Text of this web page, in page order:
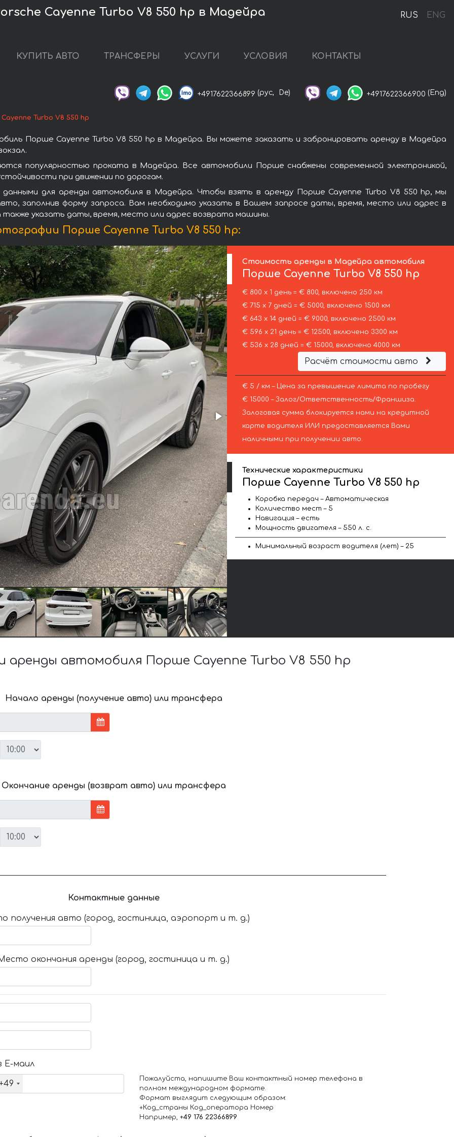
RUS ENG
Cayenne Turbo V8 550 hp в Мадейра
КУПИТЬ АВТО ТРАНСФЕРЫ УСЛУГИ УСЛОВИЯ КОНТАКТЫ
+4917622366899 (рус, De) +4917622366900 (Eng)
Turbo V8 550 hp
Порше Cayenne Turbo V8 550 hp в Мадейра. Вы можете заказать и забронировать аренду в Мадейра
популярностью проката в Мадейра. Все автомобили Порше снабжены современной электроникой,
при движении по дорогам.
для аренды автомобиля в Мадейра. Чтобы взять в аренду Порше Cayenne Turbo V8 550 hp, мы
заполнив форму запроса. Вам необходимо указать в Вашем запросе даты, время, место или адрес в
указать даты, время, место или адрес возврата машины.
Порше Cayenne Turbo V8 550 hp:
Стоимость аренды в Мадейра автомобиля
Порше Cayenne Turbo V8 550 hp
€ 800 х 1 день = € 800, включено 250 км
€ 715 х 7 дней = € 5000, включено 1500 км
€ 643 х 14 дней = € 9000, включено 2500 км
€ 596 х 21 день = € 12500, включено 3300 км
€ 536 х 28 дней = € 15000, включено 4000 км
Расчёт стоимости авто
€ 5 / км – Цена за превышение лимита по пробегу
€ 15000 – Залог/Ответственность/Франшиза.
Залоговая сумма блокируется нами на кредитной
карте водителя ИЛИ предоставляется Вами
наличными при получении авто.
Технические характеристики
Порше Cayenne Turbo V8 550 hp
Коробка передач – Автоматическая
Количество мест – 5
Навигация – есть
Мощность двигателя – 550 л. с.
Минимальный возраст водителя (лет) – 25
автомобиля Порше Cayenne Turbo V8 550 hp
Начало аренды (получение авто) или трансфера
Окончание аренды (возврат авто) или трансфера
Контактные данные
получения авто (город, гостиница, аэропорт и т. д.)
окончания аренды (город, гостиница и т. д.)
Е-маил
Пожалуйста, напишите Ваш контактный номер телефона в
полном международном формате.
Формат выглядит следующим образом:
+Код_страны Код_оператора Номер
Например, +49 176 22366899